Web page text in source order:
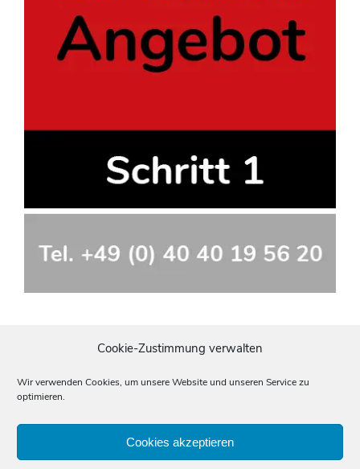
Cookie-Zustimmung verwalten
Wir verwenden Cookies, um unsere Website und unseren Service zu
optimieren.
Cookies akzeptieren